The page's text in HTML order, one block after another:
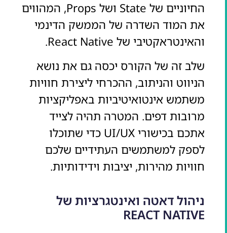
החיוניים של State ושל Props, המהווים
את המוד השדרה של הממשק הדינמי
והאינטראקטיבי של React Native.
שלב זה של הקורס יכסה גם את נושא
הניווט והניתוב, ההכרחי ליצירת חוויות
משתמש אינטואיטיביות באפליקציות
מרובות דפים. המטרה תהיה לצייד
אתכם בכישורי UI/UX כדי שתוכלו
לספק למשתמשים העתידיים שלכם
חוויות מהירות, יציבות וידידותיות.
ניהול דאטה ואינטגרציות של
REACT NATIVE